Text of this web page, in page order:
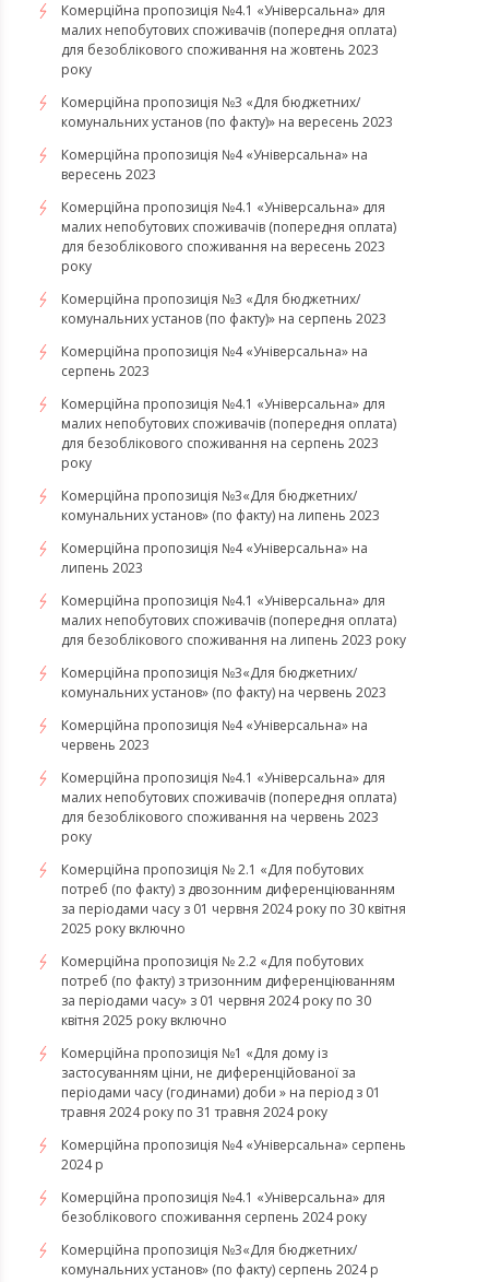
Комерційна пропозиція №4.1 «Універсальна» для
малих непобутових споживачів (попередня оплата)
для безоблікового споживання на жовтень 2023
року
Комерційна пропозиція №3 «Для бюджетних/
комунальних установ (по факту)» на вересень 2023
Комерційна пропозиція №4 «Універсальна» на
вересень 2023
Комерційна пропозиція №4.1 «Універсальна» для
малих непобутових споживачів (попередня оплата)
для безоблікового споживання на вересень 2023
року
Комерційна пропозиція №3 «Для бюджетних/
комунальних установ (по факту)» на серпень 2023
Комерційна пропозиція №4 «Універсальна» на
серпень 2023
Комерційна пропозиція №4.1 «Універсальна» для
малих непобутових споживачів (попередня оплата)
для безоблікового споживання на серпень 2023
року
​​​​​​​Комерційна пропозиція №3«Для бюджетних/
комунальних установ» (по факту) на липень 2023
Комерційна пропозиція №4 «Універсальна» на
липень 2023
Комерційна пропозиція №4.1 «Універсальна» для
малих непобутових споживачів (попередня оплата)
для безоблікового споживання на липень 2023 року
Комерційна пропозиція №3«Для бюджетних/
комунальних установ» (по факту) на червень 2023
Комерційна пропозиція №4 «Універсальна» на
червень 2023
Комерційна пропозиція №4.1 «Універсальна» для
малих непобутових споживачів (попередня оплата)
для безоблікового споживання на червень 2023
року
Комерційна пропозиція № 2.1 «Для побутових
потреб (по факту) з двозонним диференціюванням
за періодами часу з 01 червня 2024 року по 30 квітня
2025 року включно
Комерційна пропозиція № 2.2 «Для побутових
потреб (по факту) з тризонним диференціюванням
за періодами часу» з 01 червня 2024 року по 30
квітня 2025 року включно
Комерційна пропозиція №1 «Для дому із
застосуванням ціни, не диференційованої за
періодами часу (годинами) доби » на період з 01
травня 2024 року по 31 травня 2024 року
Комерційна пропозиція №4 «Універсальна» серпень
2024 р
Комерційна пропозиція №4.1 «Універсальна» для
безоблікового споживання серпень 2024 року
Комерційна пропозиція №3«Для бюджетних/
комунальних установ» (по факту) серпень 2024 р